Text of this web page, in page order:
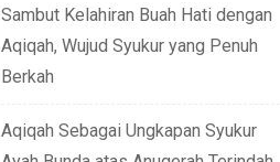
Sambut Kelahiran Buah Hati dengan
Aqiqah, Wujud Syukur yang Penuh
Berkah
Aqiqah Sebagai Ungkapan Syukur